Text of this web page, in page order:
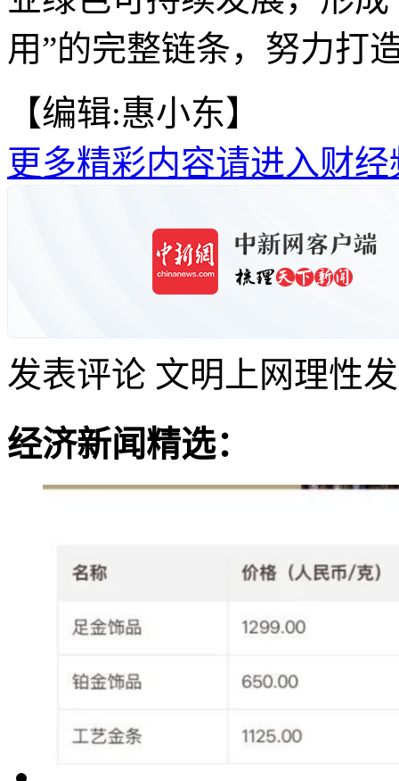
用”的完整链条，努力打
【编辑:惠小东】
更多精彩内容请进入财经
发表评论 文明上网理性
经济新闻精选：